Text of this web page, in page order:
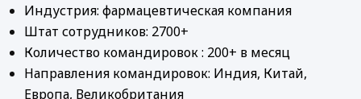
Индустрия: фармацевтическая компания
Штат сотрудников: 2700+
Количество командировок : 200+ в месяц
Направления командировок: Индия, Китай,
Европа, Великобритания